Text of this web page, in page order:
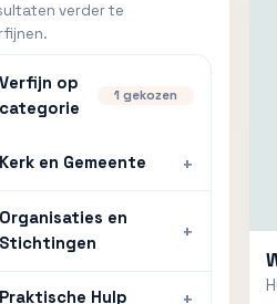
verder te
Verfijn op
categorie
1 gekozen
Kerk en Gemeente
Organisaties en
Stichtingen
Praktische Hulp